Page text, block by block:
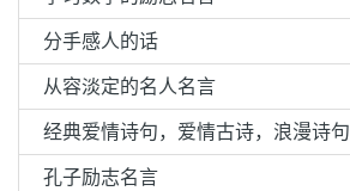
分手感人的话
从容淡定的名人名言
经典爱情诗句，爱情古诗，浪漫诗句
孔子励志名言